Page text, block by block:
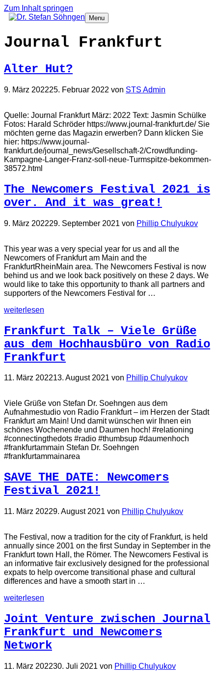
Zum Inhalt springen
Menu
Journal Frankfurt
Alter Hut?
9. März 202225. Februar 2022 von STS Admin
Quelle: Journal Frankfurt März: 2022 Text: Jasmin Schülke
Fotos: Harald Schröder https://www.journal-frankfurt.de/ Sie
möchten gerne das Magazin erwerben? Dann klicken Sie
hier: https://www.journal-
frankfurt.de/journal_news/Gesellschaft-2/Crowdfunding-
Kampagne-Langer-Franz-soll-neue-Turmspitze-bekommen-
38572.html
The Newcomers Festival 2021 is
over. And it was great!
9. März 202229. September 2021 von Phillip Chulyukov
This year was a very special year for us and all the
Newcomers of Frankfurt am Main and the
FrankfurtRheinMain area. The Newcomers Festival is now
behind us and we look back positively on these 2 days. We
would like to take this opportunity to thank all partners and
supporters of the Newcomers Festival for …
weiterlesen
Frankfurt Talk – Viele Grüße
aus dem Hochhausbüro von Radio
Frankfurt
11. März 202213. August 2021 von Phillip Chulyukov
Viele Grüße von Stefan Dr. Soehngen aus dem
Aufnahmestudio von Radio Frankfurt – im Herzen der Stadt
Frankfurt am Main! Und damit wünschen wir Ihnen ein
schönes Wochenende und Daumen hoch! #relationing
#connectingthedots #radio #thumbsup #daumenhoch
#frankfurtammain Stefan Dr. Soehngen
#frankfurtammainarea
SAVE THE DATE: Newcomers
Festival 2021!
11. März 20229. August 2021 von Phillip Chulyukov
The Festival, now a tradition for the city of Frankfurt, is held
annually since 2001 on the first Sunday in September in the
Frankfurt town Hall, the Römer. The Newcomers Festival is
an informative fair exclusively designed for the professional
expats to help overcome transitional phase and cultural
differences and have a smooth start in …
weiterlesen
Joint Venture zwischen Journal
Frankfurt und Newcomers
Network
11. März 202230. Juli 2021 von Phillip Chulyukov